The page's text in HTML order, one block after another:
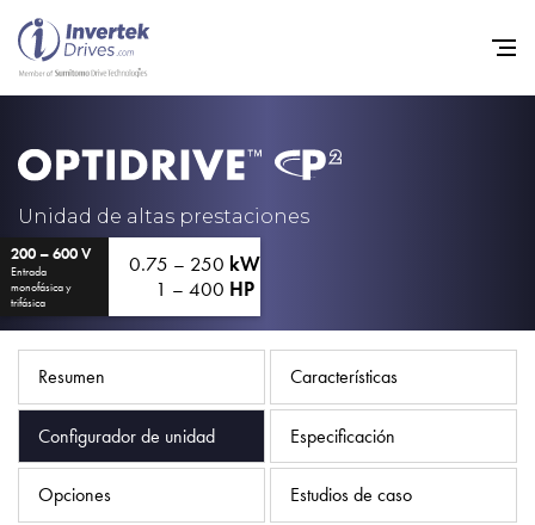
Unidad de altas prestaciones
200 – 600 V
Entrada
monofásica y
trifásica
0.75 – 250 kW
1 – 400 HP
Resumen Características
Configurador de unidad Especificación
Opciones Estudios de caso
Home
Noticias
Empleo
Acerca de
Contacto